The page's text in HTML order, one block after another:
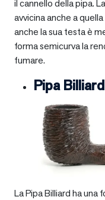
il cannello della pipa.
avvicina anche a
anche la sua testa è
forma semicurva la
fumare.
Pipa
La Pipa Billiard ha una